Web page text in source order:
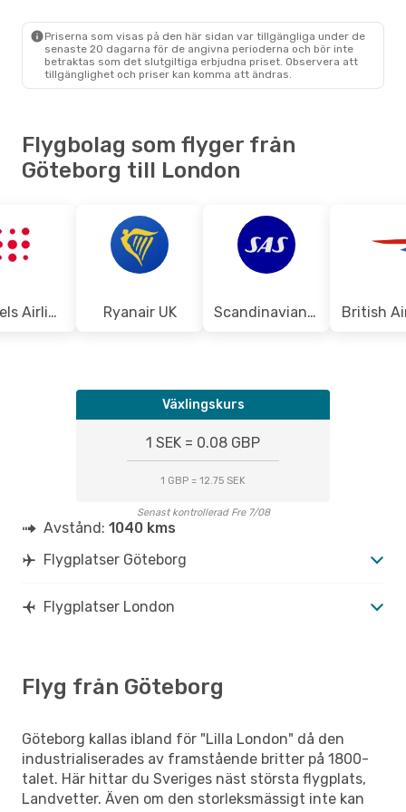
Priserna som visas på den här sidan var tillgängliga under de
senaste 20 dagarna för de angivna perioderna och bör inte
betraktas som det slutgiltiga erbjudna priset. Observera att
tillgänglighet och priser kan komma att ändras.
Flygbolag som flyger från
Göteborg till London
Brussels Airlines Ryanair UK Scandinavian Airlines British
Växlingskurs
1 SEK = 0.08 GBP
1 GBP = 12.75 SEK
Senast kontrollerad Fre 7/08
Avstånd: 1040 kms
Flygplatser Göteborg
Flygplatser London
Flyg från Göteborg
Göteborg kallas ibland för "Lilla London" då den
industrialiserades av framstående britter på 1800-
talet. Här hittar du Sveriges näst största flygplats,
Landvetter. Även om den storleksmässigt inte kan